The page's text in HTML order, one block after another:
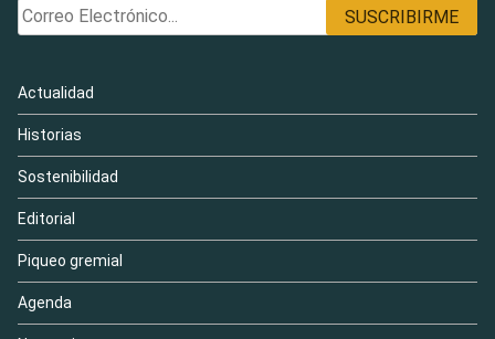
Actualidad
Historias
Sostenibilidad
Editorial
Piqueo gremial
Agenda